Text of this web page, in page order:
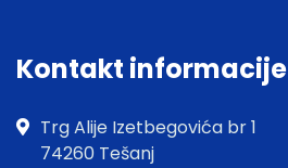
Kontakt informacije
Trg Alije Izetbegovića br 1
74260 Tešanj